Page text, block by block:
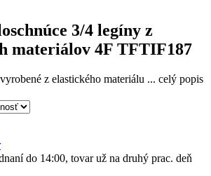
3/4 legíny z
materiálov 4F TFTIF187
z elastického materiálu ... celý popis
do 14:00, tovar už na druhý prac. deň